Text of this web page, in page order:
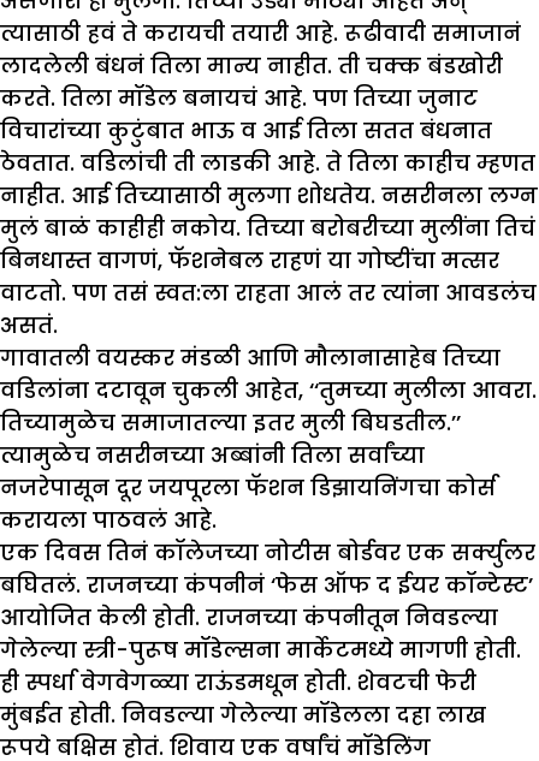
त्यासाठी हवं ते करायची तयारी आहे. रूढीवादी समाजानं
लादलेली बंधनं तिला मान्य नाहीत. ती चक्क बंडखोरी
करते. तिला मॉडेल बनायचं आहे. पण तिच्या जुनाट
विचारांच्या कुटुंबात भाऊ व आई तिला सतत बंधनात
ठेवतात. वडिलांची ती लाडकी आहे. ते तिला काहीच म्हणत
नाहीत. आई तिच्यासाठी मुलगा शोधतेय. नसरीनला लग्न
मुलं बाळं काहीही नकोय. तिच्या बरोबरीच्या मुलींना तिचं
बिनधास्त वागणं, फॅशनेबल राहणं या गोष्टींचा मत्सर
वाटतो. पण तसं स्वत:ला राहता आलं तर त्यांना आवडलंच
असतं.
गावातली वयस्कर मंडळी आणि मौलानासाहेब तिच्या
वडिलांना दटावून चुकली आहेत, ‘‘तुमच्या मुलीला आवरा.
तिच्यामुळेच समाजातल्या इतर मुली बिघडतील.’’
त्यामुळेच नसरीनच्या अब्बांनी तिला सर्वांच्या
नजरेपासून दूर जयपूरला फॅशन डिझायनिंगचा कोर्स
करायला पाठवलं आहे.
एक दिवस तिनं कॉलेजच्या नोटीस बोर्डवर एक सर्क्युलर
बघितलं. राजनच्या कंपनीनं ‘फेस ऑफ द ईयर कॉन्टेस्ट’
आयोजित केली होती. राजनच्या कंपनीतून निवडल्या
गेलेल्या स्त्री-पुरूष मॉडेल्सना मार्केटमध्ये मागणी होती.
ही स्पर्धा वेगवेगळ्या राऊंडमधून होती. शेवटची फेरी
मुंबईत होती. निवडल्या गेलेल्या मॉडेलला दहा लाख
रूपये बक्षिस होतं. शिवाय एक वर्षांचं मॉडेलिंग